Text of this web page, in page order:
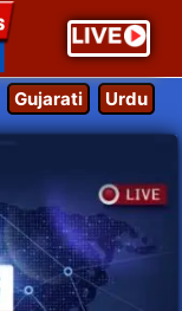
Gujarati Urdu